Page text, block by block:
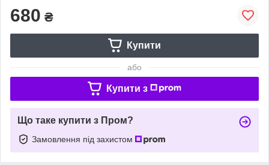
680 ₴
Купити
або
Купити з
Що таке купити з Пром?
Замовлення під захистом